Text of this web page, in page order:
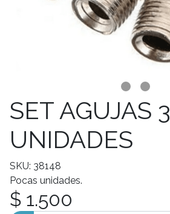
SET AGUJAS 3
UNIDADES
SKU: 38148
Pocas unidades.
$ 1.500